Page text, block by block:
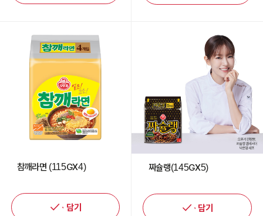
참깨라면 (115GX4)
담기
짜슐랭(145GX5)
담기